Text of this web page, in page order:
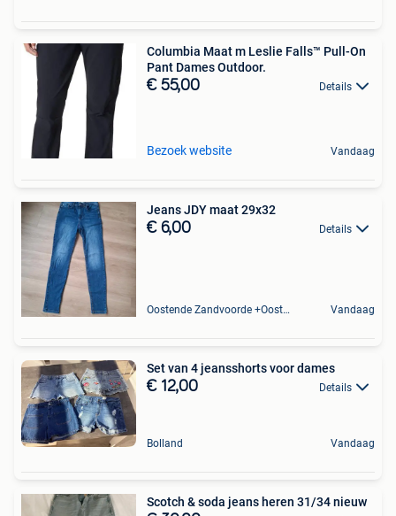
Columbia Maat m Leslie Falls™ Pull-On
Pant Dames Outdoor.
€ 55,00 Details
Bezoek website Vandaag
Jeans JDY maat 29x32
€ 6,00 Details
Oostende Zandvoorde +Oostende Vandaag
Set van 4 jeansshorts voor dames
€ 12,00 Details
Bolland Vandaag
Scotch & soda jeans heren 31/34 nieuw